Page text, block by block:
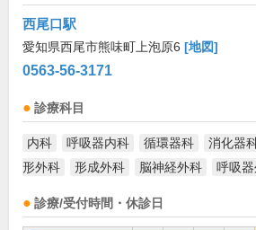
西尾口駅
愛知県西尾市熊味町上泡原6 [地図]
0563-56-3171
診療科目
内科 呼吸器内科 循環器科 消化器
形外科
形成外科 脳神経外科 呼吸
診療/受付時間・休診日